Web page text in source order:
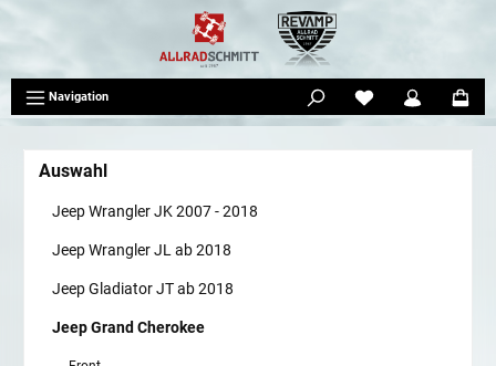
Navigation
Auswahl
Jeep Wrangler JK 2007 - 2018
Jeep Wrangler JL ab 2018
Jeep Gladiator JT ab 2018
Jeep Grand Cherokee